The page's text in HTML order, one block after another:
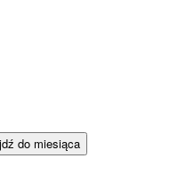
do miesiąca